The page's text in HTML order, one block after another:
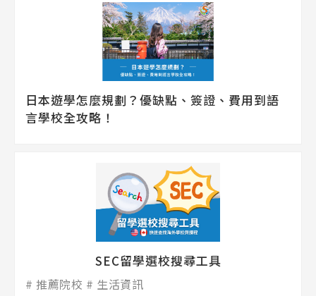
日本遊學怎麼規劃？優缺點、簽證、費用到語
言學校全攻略！
SEC留學選校搜尋工具
推薦院校 生活資訊